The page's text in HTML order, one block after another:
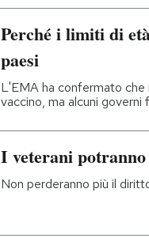
Perché i limiti di
paesi
L'EMA ha confermato che
vaccino, ma alcuni governi
I veterani
Non perderanno più il